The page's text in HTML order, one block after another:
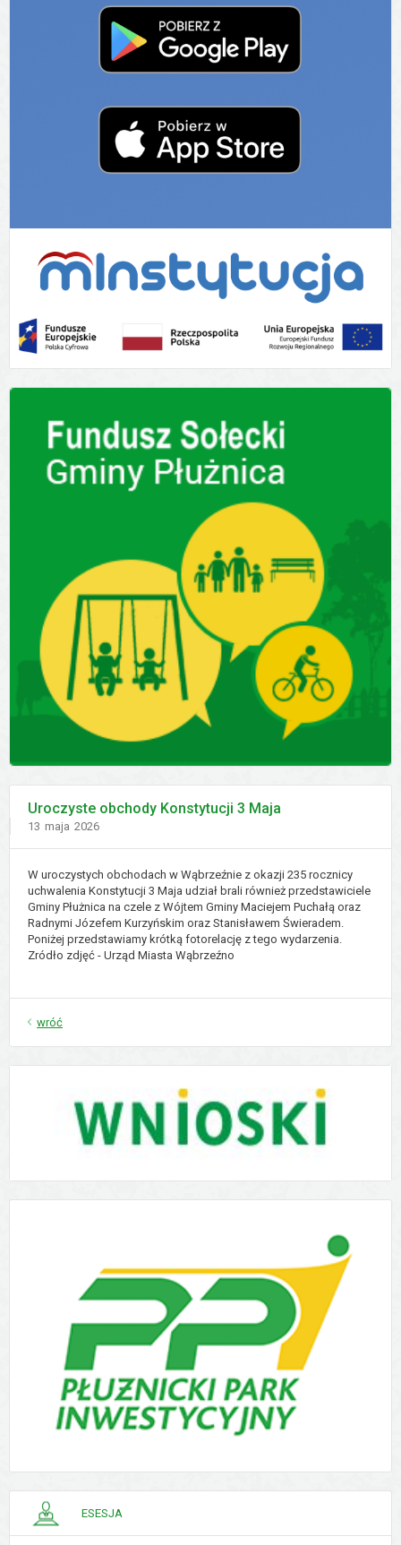
Uroczyste obchody Konstytucji 3 Maja
Dodano
13 maja 2026
W uroczystych obchodach w Wąbrzeźnie z okazji 235 rocznicy
uchwalenia Konstytucji 3 Maja udział brali również przedstawiciele
Gminy Płużnica na czele z Wójtem Gminy Maciejem Puchałą oraz
Radnymi Józefem Kurzyńskim oraz Stanisławem Świeradem.
Poniżej przedstawiamy krótką fotorelację z tego wydarzenia.
Zródło zdjęć - Urząd Miasta Wąbrzeźno
wróć
PORADNIK
INTERESANTA
ESESJA